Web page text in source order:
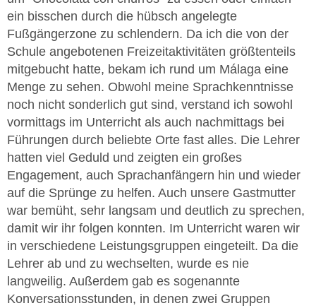
ein bisschen durch die hübsch angelegte
Fußgängerzone zu schlendern. Da ich die von der
Schule angebotenen Freizeitaktivitäten größtenteils
mitgebucht hatte, bekam ich rund um Málaga eine
Menge zu sehen. Obwohl meine Sprachkenntnisse
noch nicht sonderlich gut sind, verstand ich sowohl
vormittags im Unterricht als auch nachmittags bei
Führungen durch beliebte Orte fast alles. Die Lehrer
hatten viel Geduld und zeigten ein großes
Engagement, auch Sprachanfängern hin und wieder
auf die Sprünge zu helfen. Auch unsere Gastmutter
war bemüht, sehr langsam und deutlich zu sprechen,
damit wir ihr folgen konnten. Im Unterricht waren wir
in verschiedene Leistungsgruppen eingeteilt. Da die
Lehrer ab und zu wechselten, wurde es nie
langweilig. Außerdem gab es sogenannte
Konversationsstunden, in denen zwei Gruppen